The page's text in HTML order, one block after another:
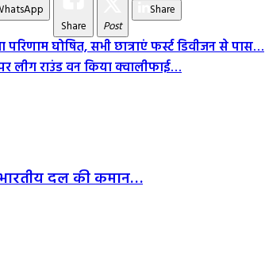
Share
Post
Share
परिणाम घोषित, सभी छात्राएं फर्स्ट डिवीजन से पास…
लीग राउंड वन किया क्वालीफाई…
दल की कमान…